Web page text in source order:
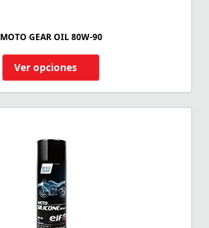
MOTO GEAR OIL 80W-90
Ver opciones